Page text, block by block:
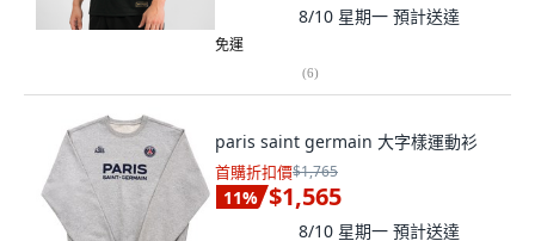
8/10 星期一 預計送達
免運
(6)
paris saint germain 大字樣運動衫
首購折扣價$1,765
11% $1,565
8/10 星期一 預計送達